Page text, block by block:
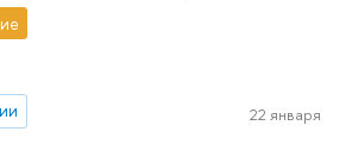
22 января